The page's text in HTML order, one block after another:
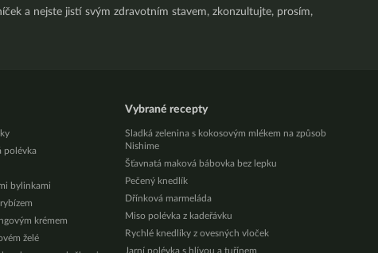
a nejste jistí svým zdravotním stavem, zkonzultujte, prosím,
polévka
bylinkami
krémem
želé
Vybrané recepty
Sladká zelenina s kokosovým mlékem na způsob
Nishime
Šťavnatá maková bábovka bez lepku
Pečený knedlík
Dřínková marmeláda
Miso polévka z kadeřávku
Rychlé knedlíky z ovesných vloček
Jarní polévka s hlívou a tuřínem